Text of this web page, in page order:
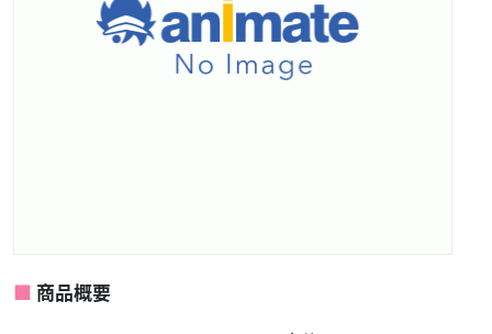
商品概要